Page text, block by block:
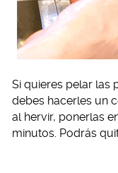
Si quieres pelar las
debes hacerles un
al hervir, ponerlas
minutos. Podrás